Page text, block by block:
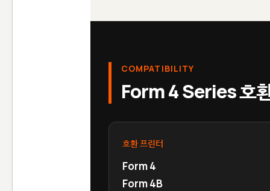
COMPATIBILITY
Form 4 Series 호
호환 프린터
Form 4
Form 4B